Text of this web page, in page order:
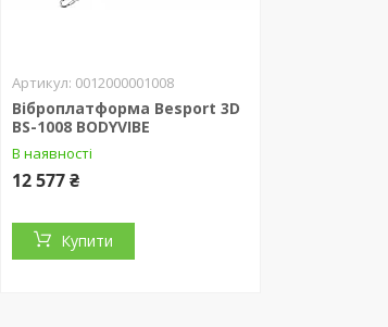
0012000001008
Віброплатформа Besport 3D
BS-1008 BODYVIBE
В наявності
12 577 ₴
Купити